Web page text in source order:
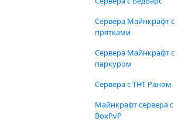
Сервера Майнкрафт с
прятками
Сервера Майнкрафт с
паркуром
Сервера с ТНТ Раном
Майнкрафт сервера с
BoxPvP